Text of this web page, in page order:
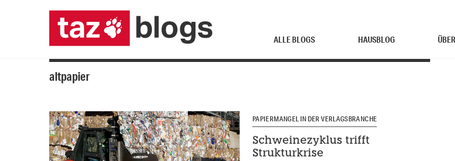
ALLE BLOGS HAUSBLOG
altpapier
PAPIERMANGEL IN DER VERLAGSBRANCHE
Schweinezyklus trifft
Strukturkrise